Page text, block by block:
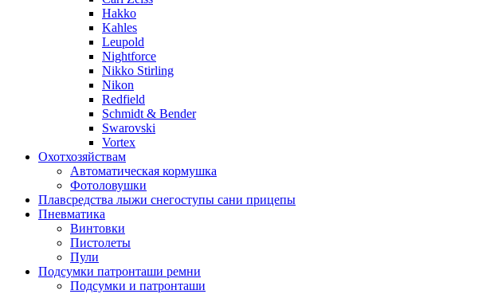
Hakko
Kahles
Leupold
Nightforce
Nikko Stirling
Nikon
Redfield
Schmidt & Bender
Swarovski
Vortex
Охотхозяйствам
Автоматическая кормушка
Фотоловушки
Плавсредства лыжи снегоступы сани прицепы
Пневматика
Винтовки
Пистолеты
Пули
Подсумки патронташи ремни
Подсумки и патронташи